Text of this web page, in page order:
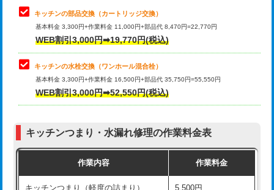
給水管工事※（塩ビ管（VP・HI）使
用/3ｍまで)
給水管工事※（塩ビ管（VP・HI）使
用（追加）/3ｍ超え)
給水管工事※（ライニング鋼管・銅
管・ポリ管・HT管使用/3ｍまで)
44,000円
管・ポリ管・HT管使用/3ｍ超え)
排水管工事（土の掘削・埋め戻し作
11,000円~
理・調整・分解・加工など（中作業）
止水・漏水調査・防水処理・清掃・修
理・調整・分解・加工など（重作業）
33,000円
お風呂タンク脱着
その他部品の脱着
キッチンの部品交換（カートリッジ交換）
基本料金 3,300円+作業料金 11,000円+部品代 8,470円=22,770円
WEB割引3,000円➡19,770円(税込)
キッチンの水栓交換（ワンホール混合栓）
基本料金 3,300円+作業料金 16,500円+部品代 35,750円=55,550円
WEB割引3,000円➡52,550円(税込)
キッチンつまり・水漏れ修理の作業料金表
作業内容 作業料金
キッチンつまり（軽度の詰まり） 5,500円